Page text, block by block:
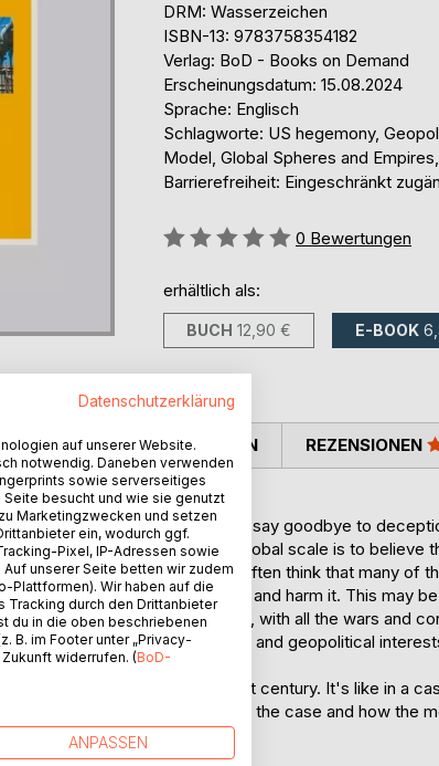
DRM: Wasserzeichen
ISBN-13: 9783758354182
Verlag: BoD - Books on Demand
Erscheinungsdatum: 15.08.2024
Sprache: Englisch
Schlagworte: US hegemony,
Model, Global Spheres and
Barrierefreiheit: Eingeschränkt
Bewertung::
0 Bewertungen
erhältlich als:
BUCH 12,90 € E-BOOK
to let go of illusions and say goodbye to
we often indulge in on a global scale is to believe
level is due to chance. We often think that many of
or engaged, are to its detriment and harm it. This may
term, however, the United States, with all the wars and
always pursued its economic and geopolitical
to a considerable extent.
dominant role over the past century. It's like in a
short book shows why this is the case and how the
are functioning effectively.
IN PRESSESTIMMEN REZENSIONEN
Datenschutzerklärung
auf unserer Website.
notwendig. Daneben verwenden
sowie serverseitiges
Seite besucht und wie sie genutzt
Marketingzwecken und setzen
ein, wodurch ggf.
Pixel, IP-Adressen sowie
unserer Seite betten wir zudem
Plattformen). Wir haben auf die
durch den Drittanbieter
du in die oben beschriebenen
B. im Footer unter „Privacy-
widerrufen. (BoD-
ANPASSEN